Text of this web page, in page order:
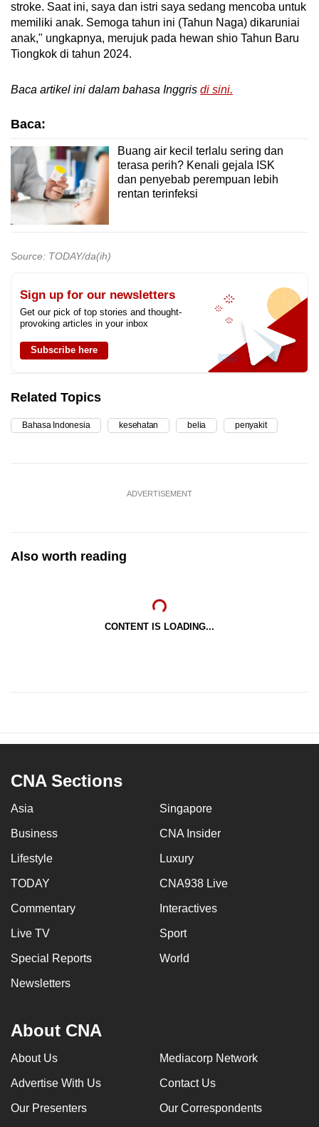
stroke. Saat ini, saya dan istri saya sedang mencoba untuk
memiliki anak. Semoga tahun ini (Tahun Naga) dikaruniai
anak," ungkapnya, merujuk pada hewan shio Tahun Baru
Tiongkok di tahun 2024.
Baca artikel ini dalam bahasa Inggris di sini.
Baca:
Buang air kecil terlalu sering dan
terasa perih? Kenali gejala ISK
dan penyebab perempuan lebih
rentan terinfeksi
Source: TODAY/da(ih)
Sign up for our newsletters
Get our pick of top stories and thought-
provoking articles in your inbox
Subscribe here
Related Topics
Bahasa Indonesia kesehatan belia penyakit
ADVERTISEMENT
Also worth reading
CONTENT IS LOADING...
CNA Sections
Asia Singapore
Business CNA Insider
Lifestyle Luxury
TODAY CNA938 Live
Commentary Interactives
Live TV Sport
Special Reports World
Newsletters
About CNA
About Us Mediacorp Network
Advertise With Us Contact Us
Our Presenters Our Correspondents